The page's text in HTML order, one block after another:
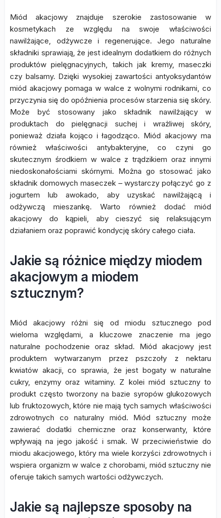
Miód akacjowy znajduje szerokie zastosowanie w
kosmetykach ze względu na swoje właściwości
nawilżające, odżywcze i regenerujące. Jego naturalne
składniki sprawiają, że jest idealnym dodatkiem do różnych
produktów pielęgnacyjnych, takich jak kremy, maseczki
czy balsamy. Dzięki wysokiej zawartości antyoksydantów
miód akacjowy pomaga w walce z wolnymi rodnikami, co
przyczynia się do opóźnienia procesów starzenia się skóry.
Może być stosowany jako składnik nawilżający w
produktach do pielęgnacji suchej i wrażliwej skóry,
ponieważ działa kojąco i łagodząco. Miód akacjowy ma
również właściwości antybakteryjne, co czyni go
skutecznym środkiem w walce z trądzikiem oraz innymi
niedoskonałościami skórnymi. Można go stosować jako
składnik domowych maseczek – wystarczy połączyć go z
jogurtem lub awokado, aby uzyskać nawilżającą i
odżywczą mieszankę. Warto również dodać miód
akacjowy do kąpieli, aby cieszyć się relaksującym
działaniem oraz poprawić kondycję skóry całego ciała.
Jakie są różnice między miodem
akacjowym a miodem
sztucznym?
Miód akacjowy różni się od miodu sztucznego pod
wieloma względami, a kluczowe znaczenie ma jego
naturalne pochodzenie oraz skład. Miód akacjowy jest
produktem wytwarzanym przez pszczoły z nektaru
kwiatów akacji, co sprawia, że jest bogaty w naturalne
cukry, enzymy oraz witaminy. Z kolei miód sztuczny to
produkt często tworzony na bazie syropów glukozowych
lub fruktozowych, które nie mają tych samych właściwości
zdrowotnych co naturalny miód. Miód sztuczny może
zawierać dodatki chemiczne oraz konserwanty, które
wpływają na jego jakość i smak. W przeciwieństwie do
miodu akacjowego, który ma wiele korzyści zdrowotnych i
wspiera organizm w walce z chorobami, miód sztuczny nie
oferuje takich samych wartości odżywczych.
Jakie są najlepsze sposoby na